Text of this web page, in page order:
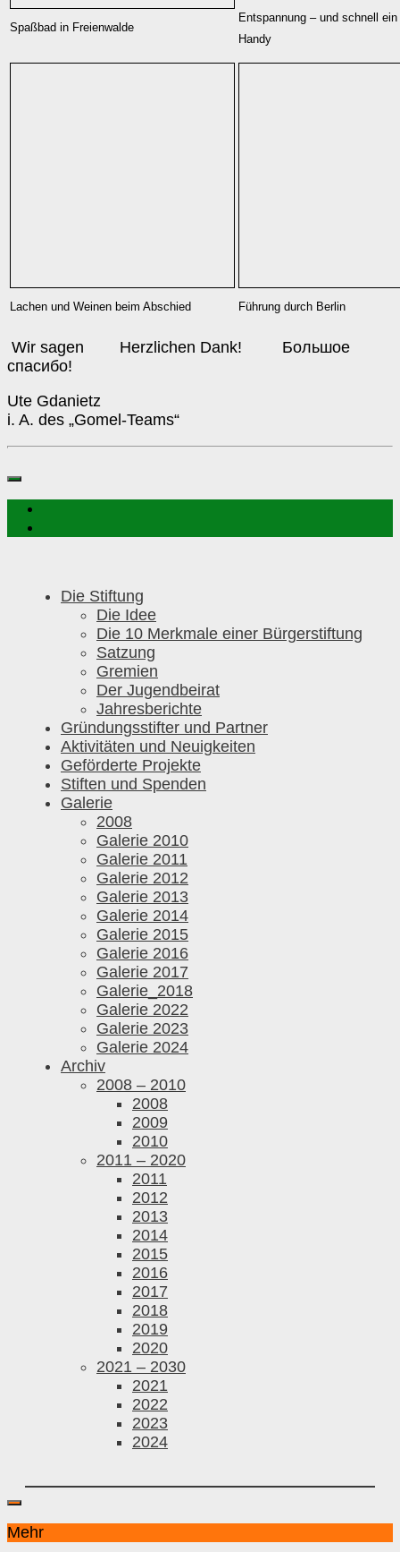
Spaßbad in Freienwalde
Entspannung – und schnell
Handy
Lachen und Weinen beim Abschied Führung durch Berlin
Wir sagen Herzlichen Dank! Большое
спасибо!
Ute Gdanietz
i. A. des „Gomel-Teams“
Die Stiftung
Die Idee
Die 10 Merkmale einer Bürgerstiftung
Satzung
Gremien
Der Jugendbeirat
Jahresberichte
Gründungsstifter und Partner
Aktivitäten und Neuigkeiten
Geförderte Projekte
Stiften und Spenden
Galerie
2008
Galerie 2010
Galerie 2011
Galerie 2012
Galerie 2013
Galerie 2014
Galerie 2015
Galerie 2016
Galerie 2017
Galerie_2018
Galerie 2022
Galerie 2023
Galerie 2024
Archiv
2008 – 2010
2008
2009
2010
2011 – 2020
2011
2012
2013
2014
2015
2016
2017
2018
2019
2020
2021 – 2030
2021
2022
2023
2024
Mehr